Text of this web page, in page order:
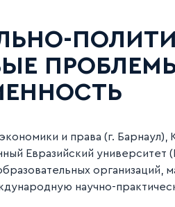
и права (г.
Евразийский университет
организаций,
научно-